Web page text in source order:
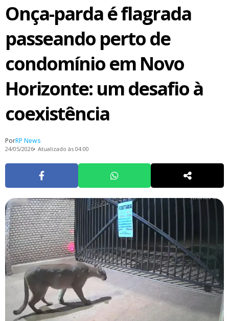
Onça-parda é flagrada
passeando perto de
condomínio em Novo
Horizonte: um desafio à
coexistência
PorRP News
24/05/2026 Atualizado às 04:00